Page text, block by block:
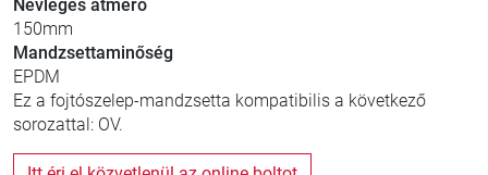
Névleges átmérő
150mm
Mandzsettaminőség
EPDM
Ez a fojtószelep-mandzsetta kompatibilis a következő
sorozattal: OV.